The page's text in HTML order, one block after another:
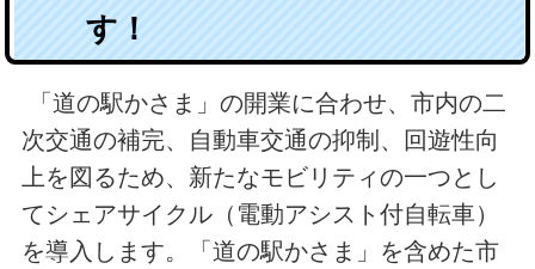
す！
「道の駅かさま」の開業に合わせ、市内の二
次交通の補完、自動車交通の抑制、回遊性向
上を図るため、新たなモビリティの一つとし
てシェアサイクル（電動アシスト付自転車）
を導入します。「道の駅かさま」を含めた市